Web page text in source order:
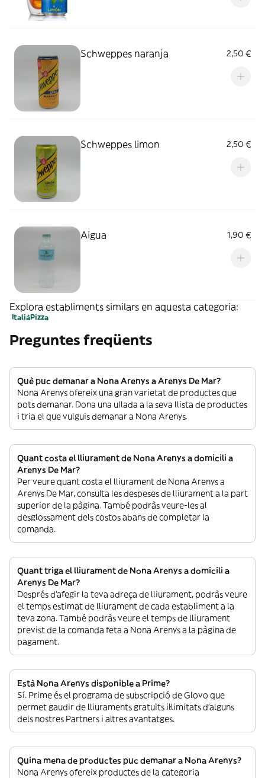
Schweppes naranja 2,50 €
Schweppes limon 2,50 €
Aigua 1,90 €
Explora establiments similars en aquesta categoria:
ItaliàPizza
Preguntes freqüents
Què puc demanar a Nona Arenys a Arenys De Mar?
Nona Arenys ofereix una gran varietat de productes que
pots demanar. Dona una ullada a la seva llista de productes
i tria el que vulguis demanar a Nona Arenys.
Quant costa el lliurament de Nona Arenys a domicili a
Arenys De Mar?
Per veure quant costa el lliurament de Nona Arenys a
Arenys De Mar, consulta les despeses de lliurament a la part
superior de la pàgina. També podràs veure-les al
desglossament dels costos abans de completar la
comanda.
Quant triga el lliurament de Nona Arenys a domicili a
Arenys De Mar?
Després d’afegir la teva adreça de lliurament, podràs veure
el temps estimat de lliurament de cada establiment a la
teva zona. També podràs veure el temps de lliurament
previst de la comanda feta a Nona Arenys a la pàgina de
pagament.
Està Nona Arenys disponible a Prime?
Sí. Prime és el programa de subscripció de Glovo que
permet gaudir de lliuraments gratuïts il·limitats d’alguns
dels nostres Partners i altres avantatges.
Quina mena de productes puc demanar a Nona Arenys?
Nona Arenys ofereix productes de la categoria